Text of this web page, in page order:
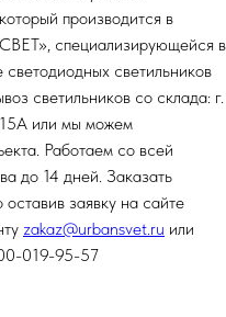
производится в
специализирующейся в
светильников
светильников со склада: г.
или мы можем
Работаем со всей
до 14 дней. Заказать
заявку на сайте
zakaz@urbansvet.ru или
019-95-57